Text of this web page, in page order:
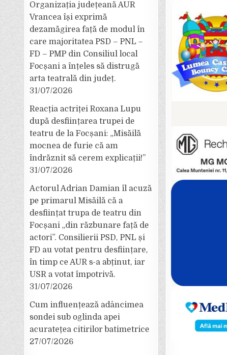
Organizația județeană AUR
Vrancea își exprimă
dezamăgirea față de modul în
care majoritatea PSD – PNL –
FD – PMP din Consiliul local
Focșani a înțeles să distrugă
arta teatrală din județ.
31/07/2026
Reacția actriței Roxana Lupu
după desființarea trupei de
teatru de la Focșani: „Misăilă
mocnea de furie că am
îndrăznit să cerem explicații!”
31/07/2026
Actorul Adrian Damian îl acuză
pe primarul Misăilă că a
desființat trupa de teatru din
Focșani „din răzbunare față de
actori”. Consilierii PSD, PNL și
FD au votat pentru desființare,
în timp ce AUR s-a abținut, iar
USR a votat împotrivă.
31/07/2026
Cum influențează adâncimea
sondei sub oglinda apei
acuratețea citirilor batimetrice
27/07/2026